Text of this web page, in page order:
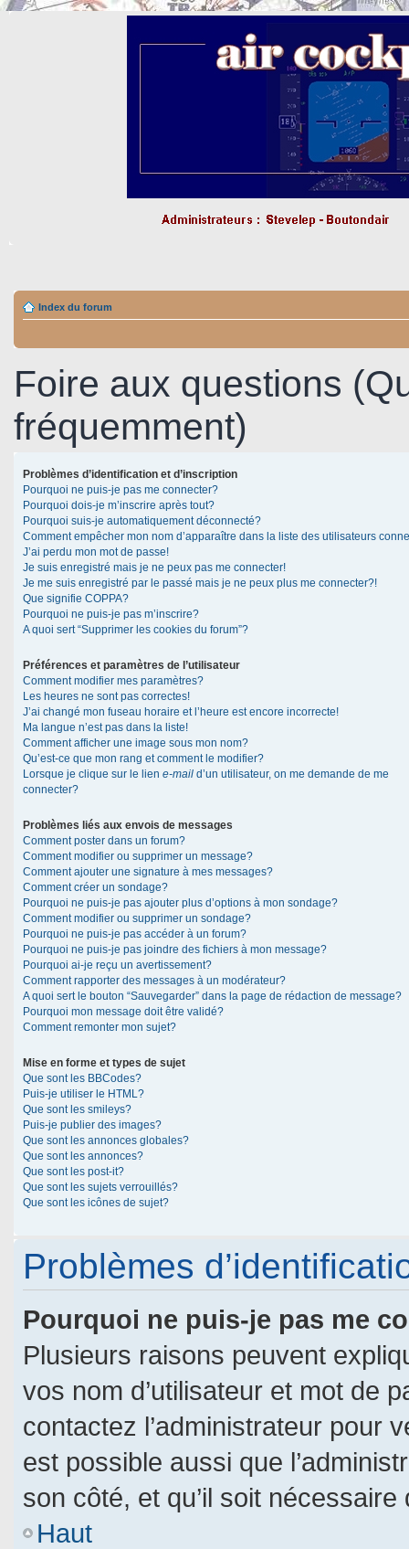
Index du forum
Foire aux questions
fréquemment)
Problèmes d’identification et d’inscription
Pourquoi ne puis-je pas me connecter?
Pourquoi dois-je m’inscrire après tout?
Pourquoi suis-je automatiquement déconnecté?
Comment empêcher mon nom d’apparaître dans la liste des utilisateurs
J’ai perdu mon mot de passe!
Je suis enregistré mais je ne peux pas me connecter!
Je me suis enregistré par le passé mais je ne peux plus me connecter?!
Que signifie COPPA?
Pourquoi ne puis-je pas m’inscrire?
A quoi sert “Supprimer les cookies du forum”?
Préférences et paramètres de l’utilisateur
Comment modifier mes paramètres?
Les heures ne sont pas correctes!
J’ai changé mon fuseau horaire et l’heure est encore incorrecte!
Ma langue n’est pas dans la liste!
Comment afficher une image sous mon nom?
Qu’est-ce que mon rang et comment le modifier?
Lorsque je clique sur le lien e-mail d’un utilisateur, on me demande de me
connecter?
Problèmes liés aux envois de messages
Comment poster dans un forum?
Comment modifier ou supprimer un message?
Comment ajouter une signature à mes messages?
Comment créer un sondage?
Pourquoi ne puis-je pas ajouter plus d’options à mon sondage?
Comment modifier ou supprimer un sondage?
Pourquoi ne puis-je pas accéder à un forum?
Pourquoi ne puis-je pas joindre des fichiers à mon message?
Pourquoi ai-je reçu un avertissement?
Comment rapporter des messages à un modérateur?
A quoi sert le bouton “Sauvegarder” dans la page de rédaction de message?
Pourquoi mon message doit être validé?
Comment remonter mon sujet?
Mise en forme et types de sujet
Que sont les BBCodes?
Puis-je utiliser le HTML?
Que sont les smileys?
Puis-je publier des images?
Que sont les annonces globales?
Que sont les annonces?
Que sont les post-it?
Que sont les sujets verrouillés?
Que sont les icônes de sujet?
Problèmes
Pourquoi ne puis-je pas me
Plusieurs raisons peuvent
vos nom d’utilisateur et mot de
contactez l’administrateur pour
est possible aussi que
son côté, et qu’il soit nécessaire
Haut